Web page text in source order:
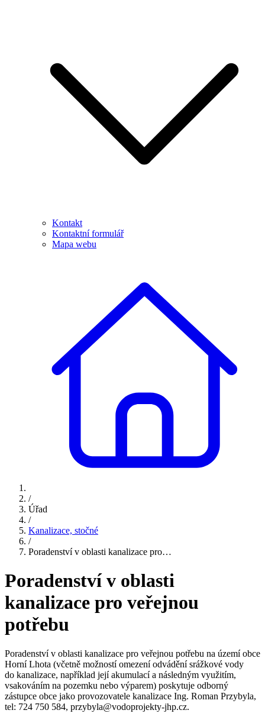
Kontakt
Kontaktní formulář
Mapa webu
/
Úřad
/
Kanalizace, stočné
/
Poradenství v oblasti kanalizace pro…
Poradenství v oblasti
kanalizace pro veřejnou
potřebu
Poradenství v oblasti kanalizace pro veřejnou potřebu na území obce
Horní Lhota (včetně možností omezení odvádění srážkové vody
do kanalizace, například její akumulací a následným využitím,
vsakováním na pozemku nebo výparem) poskytuje odborný
zástupce obce jako provozovatele kanalizace Ing. Roman Przybyla,
tel: 724 750 584, przybyla@vodoprojekty-jhp.cz.